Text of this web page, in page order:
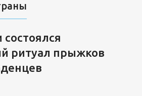
ритуал прыжков